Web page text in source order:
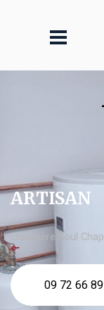
ARTISAN
chaudière fioul
09 72 66